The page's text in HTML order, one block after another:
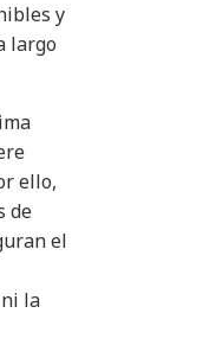
y
largo
ello,
de
el
la